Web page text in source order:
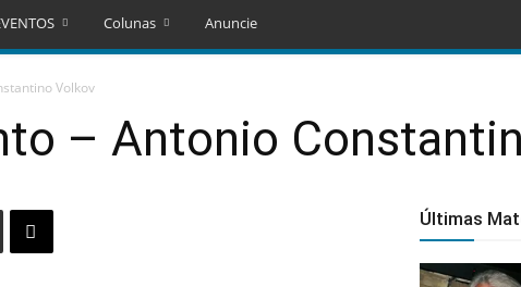
Colunas Anuncie
Volkov
– Antonio
Últimas